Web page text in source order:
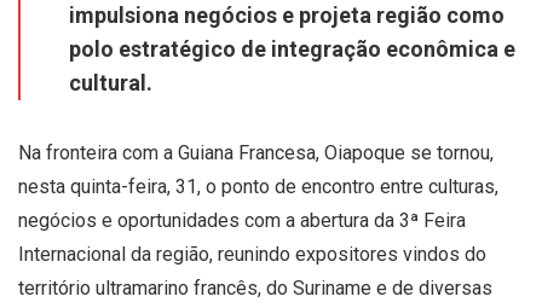
impulsiona negócios e projeta região como
polo estratégico de integração econômica e
cultural.
Na fronteira com a Guiana Francesa, Oiapoque se tornou,
nesta quinta-feira, 31, o ponto de encontro entre culturas,
negócios e oportunidades com a abertura da 3ª Feira
Internacional da região, reunindo expositores vindos do
território ultramarino francês, do Suriname e de diversas